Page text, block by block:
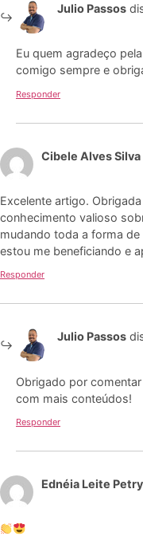
Julio Passos
Eu quem agradeço
comigo sempre e
Responder
Cibele Alves Silva
Excelente artigo.
conhecimento valioso
mudando toda a forma
estou me beneficiando e
Responder
Julio Passos
Obrigado por
com mais conteúdos!
Responder
Ednéia Leite Petry